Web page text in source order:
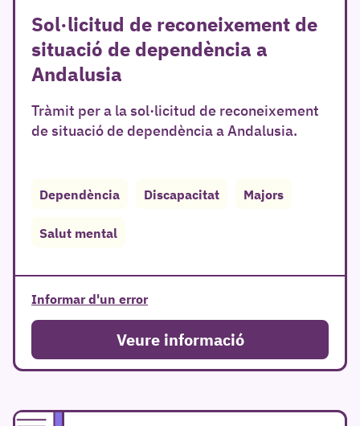
Sol·licitud de reconeixement de
situació de dependència a
Andalusia
Tràmit per a la sol·licitud de reconeixement
de situació de dependència a Andalusia.
Dependència Discapacitat Majors
Salut mental
Informar d'un error
Veure informació